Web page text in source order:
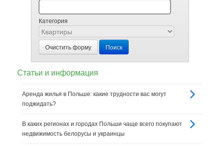
Категория
Очистить форму Поиск
Статьи и информация
Аренда жилья в Польше: какие трудности вас могут
поджидать?
В каких регионах и городах Польши чаще всего покупают
недвижимость белорусы и украинцы